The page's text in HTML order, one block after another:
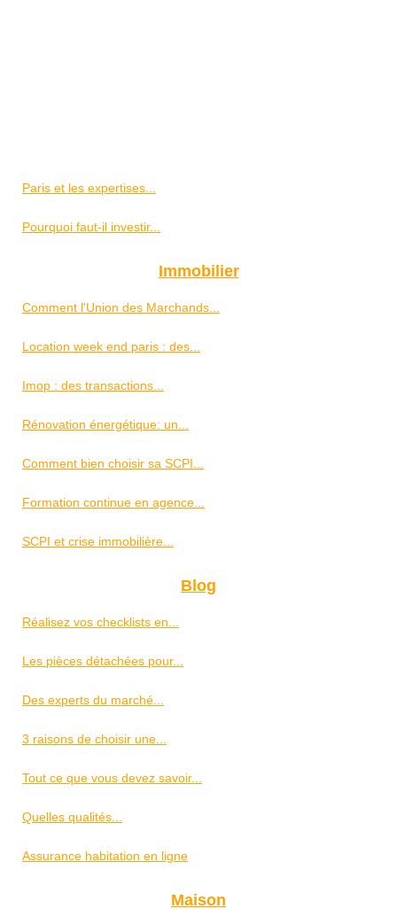
Paris et les expertises...
Pourquoi faut-il investir...
Immobilier
Comment l'Union des Marchands...
Location week end paris : des...
Imop : des transactions...
Rénovation énergétique: un...
Comment bien choisir sa SCPI...
Formation continue en agence...
SCPI et crise immobilière...
Blog
Réalisez vos checklists en...
Les pièces détachées pour...
Des experts du marché...
3 raisons de choisir une...
Tout ce que vous devez savoir...
Quelles qualités...
Assurance habitation en ligne
Maison